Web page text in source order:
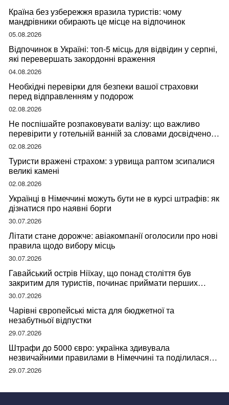
Країна без узбережжя вразила туристів: чому
мандрівники обирають це місце на відпочинок
05.08.2026
Відпочинок в Україні: топ-5 місць для відвідин у серпні,
які перевершать закордонні враження
04.08.2026
Необхідні перевірки для безпеки вашої страховки
перед відправленням у подорож
02.08.2026
Не поспішайте розпаковувати валізу: що важливо
перевірити у готельній ванній за словами досвідченої
мандрівниці
02.08.2026
Туристи вражені страхом: з урвища раптом зсипалися
великі камені
02.08.2026
Українці в Німеччині можуть бути не в курсі штрафів: як
дізнатися про наявні борги
30.07.2026
Літати стане дорожче: авіакомпанії оголосили про нові
правила щодо вибору місць
30.07.2026
Гавайський острів Ніїхау, що понад століття був
закритим для туристів, починає приймати перших
відвідувачів
30.07.2026
Чарівні європейські міста для бюджетної та
незабутньої відпустки
29.07.2026
Штрафи до 5000 євро: українка здивувала
незвичайними правилами в Німеччині та поділилася
правдою
29.07.2026